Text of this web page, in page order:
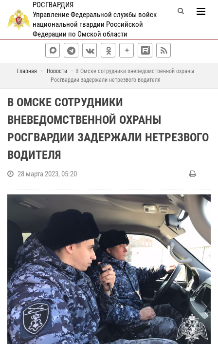
РОСГВАРДИЯ
Управление Федеральной службы войск
национальной гвардии Российской
Федерации по Омской области
Главная Новости
В Омске сотрудники вневедомственной охраны
Росгвардии задержали нетрезвого водителя
В ОМСКЕ СОТРУДНИКИ
ВНЕВЕДОМСТВЕННОЙ ОХРАНЫ
РОСГВАРДИИ ЗАДЕРЖАЛИ НЕТРЕЗВОГО
ВОДИТЕЛЯ
28 марта 2023, 05:20